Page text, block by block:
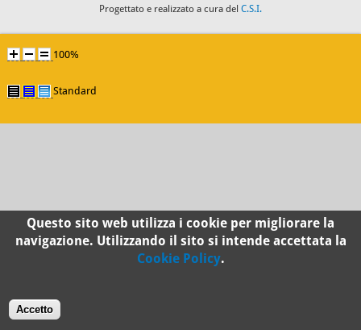
Progettato e realizzato a cura del C.S.I.
100%
Standard
Questo sito web utilizza i cookie per migliorare la
navigazione. Utilizzando il sito si intende accettata la
Cookie Policy.
Accetto